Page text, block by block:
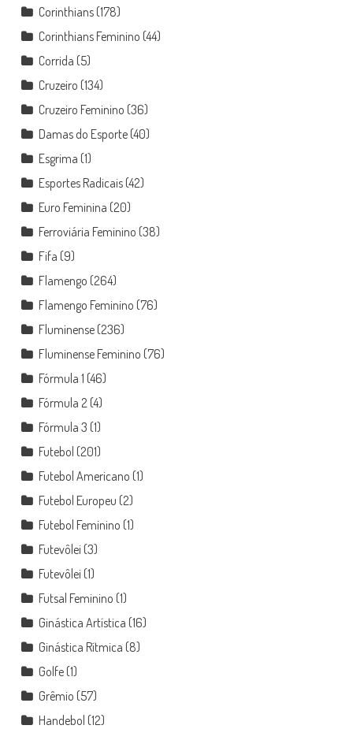
Corinthians(178)
Corinthians Feminino (44)
Corrida (5)
Cruzeiro (134)
Cruzeiro Feminino (36)
Damas do Esporte(40)
Esgrima (1)
Esportes Radicais(42)
Euro Feminina (20)
Ferroviária Feminino (38)
Fifa (9)
Flamengo (264)
Flamengo Feminino (76)
Fluminense(236)
Fluminense Feminino (76)
Fórmula 1 (46)
Fórmula 2(4)
Fórmula 3 (1)
Futebol (201)
Futebol Americano (1)
Futebol Europeu (2)
Futebol Feminino (1)
Futevôlei (3)
Futevôlei (1)
Futsal Feminino (1)
Ginástica Artística (16)
Ginástica Rítmica (8)
Golfe(1)
Grêmio (57)
Handebol (12)